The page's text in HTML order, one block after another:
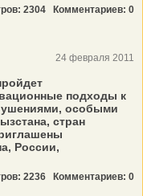
2304 Комментариев: 0
24 февраля 2011
подходы к
особыми
стран
России,
2236 Комментариев: 0